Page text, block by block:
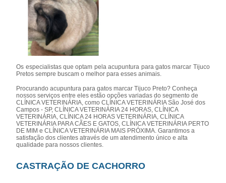
Os especialistas que optam pela acupuntura para gatos marcar Tijuco
Pretos sempre buscam o melhor para esses animais.
Procurando acupuntura para gatos marcar Tijuco Preto? Conheça
nossos serviços entre eles estão opções variadas do segmento de
CLÍNICA VETERINÁRIA, como CLÍNICA VETERINÁRIA São José dos
Campos - SP, CLÍNICA VETERINÁRIA 24 HORAS, CLÍNICA
VETERINÁRIA, CLÍNICA 24 HORAS VETERINÁRIA, CLÍNICA
VETERINÁRIA PARA CÃES E GATOS, CLÍNICA VETERINÁRIA PERTO
DE MIM e CLÍNICA VETERINÁRIA MAIS PRÓXIMA. Garantimos a
satisfação dos clientes através de um atendimento único e alta
qualidade para nossos clientes.
CASTRAÇÃO DE CACHORRO